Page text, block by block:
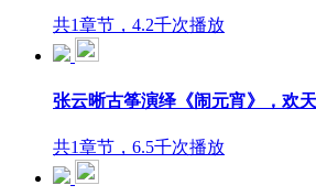
共1章节，4.2千次播放
张云晰古筝演绎《闹元宵》，欢
共1章节，6.5千次播放